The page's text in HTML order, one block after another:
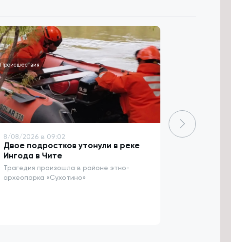
Происшествия
8/08/2026 в 09:02
Двое подростков утонули в реке
Ингода в Чите
Трагедия произошла в районе этно-
археопарка «Сухотино»
8/08/2026 в